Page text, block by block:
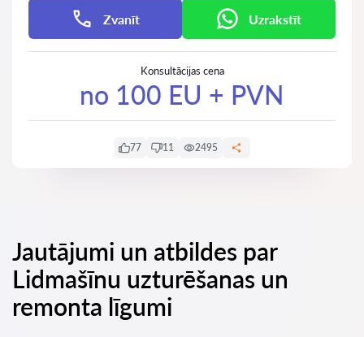
Zvanīt Uzrakstīt
Konsultācijas cena
no 100 EU + PVN
77 11 2495
Jautājumi un atbildes par
Lidmašīnu uzturēšanas un
remonta līgumi